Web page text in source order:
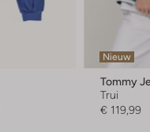
Nieuw
Tommy
Trui
€ 119,99